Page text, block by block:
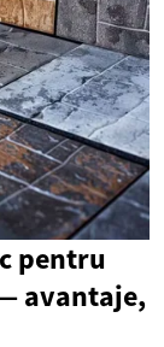
pentru
avantaje,